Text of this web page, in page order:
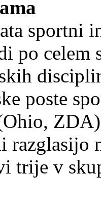
sportni
po
poste
razglasijo
trije v